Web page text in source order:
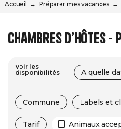
Accueil Préparer mes vacances
Chambres d’hôtes -
Voir les
disponibilités
A quelle
Commune Labels et
Tarif Animaux